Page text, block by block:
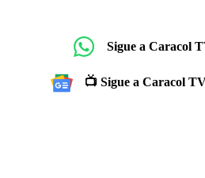
Sigue a Caracol
📺 Sigue a Caracol